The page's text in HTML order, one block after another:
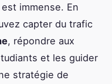
immense. En
capter du trafic
, répondre aux
et les guider
stratégie de